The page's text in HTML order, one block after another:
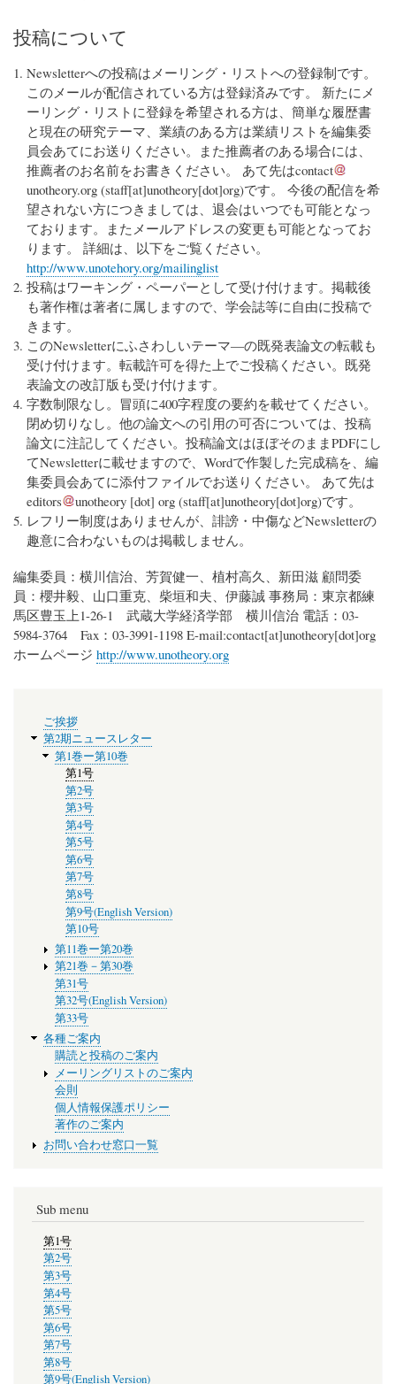
投稿について
Newsletterへの投稿はメーリング・リストへの登録制です。
このメールが配信されている方は登録済みです。 新たにメ
ーリング・リストに登録を希望される方は、簡単な履歴書
と現在の研究テーマ、業績のある方は業績リストを編集委
員会あてにお送りください。また推薦者のある場合には、
推薦者のお名前をお書きください。 あて先はcontact
unotheory.org (staff[at]unotheory[dot]org)です。 今後の配信を希
望されない方につきましては、退会はいつでも可能となっ
ております。またメールアドレスの変更も可能となってお
ります。 詳細は、以下をご覧ください。
http://www.unotehory.org/mailinglist
投稿はワーキング・ペーパーとして受け付けます。掲載後
も著作権は著者に属しますので、学会誌等に自由に投稿で
きます。
このNewsletterにふさわしいテーマ―の既発表論文の転載も
受け付けます。転載許可を得た上でご投稿ください。既発
表論文の改訂版も受け付けます。
字数制限なし。冒頭に400字程度の要約を載せてください。
閉め切りなし。他の論文への引用の可否については、投稿
論文に注記してください。投稿論文はほぼそのままPDFにし
てNewsletterに載せますので、Wordで作製した完成稿を、編
集委員会あてに添付ファイルでお送りください。 あて先は
editors
unotheory[dot] org(staff[at]unotheory[dot]org)です。
レフリー制度はありませんが、誹謗・中傷などNewsletterの
趣意に合わないものは掲載しません。
編集委員：横川信治、芳賀健一、植村高久、新田滋 顧問委
員：櫻井毅、山口重克、柴垣和夫、伊藤誠 事務局：東京都練
馬区豊玉上1-26-1 武蔵大学経済学部 横川信治 電話：03-
5984-3764 Fax：03-3991-1198 E-mail:contact[at]unotheory[dot]org
ホームページ http://www.unotheory.org
ニ
ュ
ー
ご挨拶
第2期ニュースレター
第1巻ー第10巻
第1号
第2号
第3号
第4号
第5号
第6号
第7号
第8号
第9号(English Version)
第10号
第11巻ー第20巻
第21巻－第30巻
第31号
第32号(English Version)
第33号
各種ご案内
購読と投稿のご案内
メーリングリストのご案内
会則
個人情報保護ポリシー
著作のご案内
お問い合わせ窓口一覧
Sub menu
第1号
第2号
第3号
第4号
第5号
第6号
第7号
第8号
第9号(English Version)